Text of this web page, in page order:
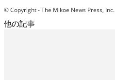
© Copyright - The Mikoe News Press, Inc.
他の記事